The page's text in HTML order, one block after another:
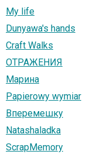
My life
Dunyawa's hands
Craft Walks
ОТРАЖЕНИЯ
Марина
Papierowy wymiar
Вперемешку
Natashaladka
ScrapMemory